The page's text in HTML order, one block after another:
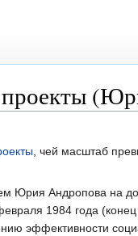
, чей масштаб
Юрия Андропова на
1984 года
эффективности